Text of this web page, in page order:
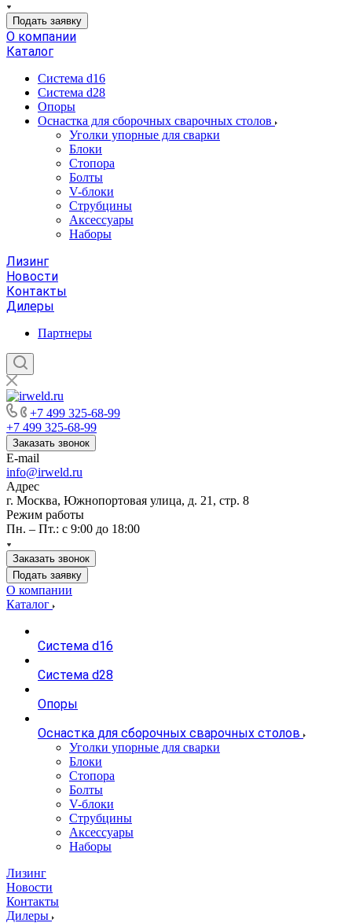
Подать заявку
О компании
Каталог
Система d16
Система d28
Опоры
Оснастка для сборочных сварочных столов
Уголки упорные для сварки
Блоки
Стопора
Болты
V-блоки
Струбцины
Аксессуары
Наборы
Лизинг
Новости
Контакты
Дилеры
Партнеры
+7 499 325-68-99
+7 499 325-68-99
Заказать звонок
E-mail
info@irweld.ru
Адрес
г. Москва, Южнопортовая улица, д. 21, стр. 8
Режим работы
Пн. – Пт.: с 9:00 до 18:00
Заказать звонок
Подать заявку
О компании
Каталог
Система d16
Система d28
Опоры
Оснастка для сборочных сварочных столов
Уголки упорные для сварки
Блоки
Стопора
Болты
V-блоки
Струбцины
Аксессуары
Наборы
Лизинг
Новости
Контакты
Дилеры